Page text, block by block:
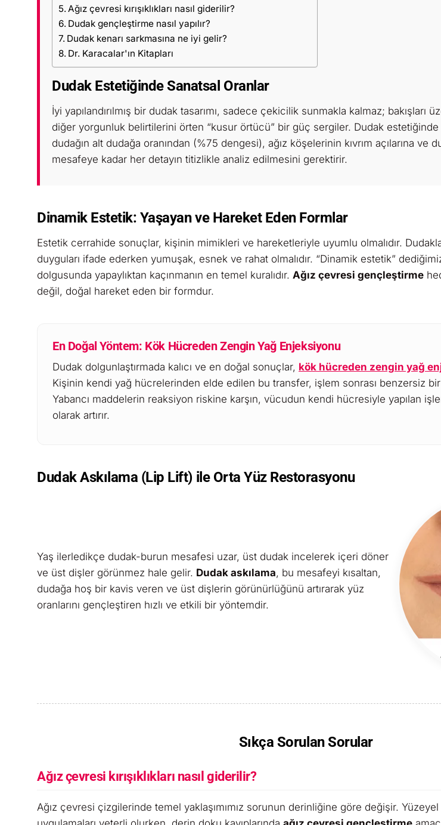
Ağız çevresi kırışıklıkları nasıl giderilir?
Dudak gençleştirme nasıl yapılır?
Dudak kenarı sarkmasına ne iyi gelir?
Dr. Karacalar'ın Kitapları
Dudak Estetiğinde Sanatsal Oranlar
İyi yapılandırılmış bir dudak tasarımı, sadece çekicilik sunmakla kalmaz; bakışları
diğer yorgunluk belirtilerini örten “kusur örtücü” bir güç sergiler. Dudak estetiğinde
dudağın alt dudağa oranından (%75 dengesi), ağız köşelerinin kıvrım açılarına ve
mesafeye kadar her detayın titizlikle analiz edilmesini gerektirir.
Dinamik Estetik: Yaşayan ve Hareket Eden Formlar
Estetik cerrahide sonuçlar, kişinin mimikleri ve hareketleriyle uyumlu olmalıdır.
duyguları ifade ederken yumuşak, esnek ve rahat olmalıdır. “Dinamik estetik”
dolgusunda yapaylıktan kaçınmanın en temel kuralıdır. Ağız çevresi gençleştirme
değil, doğal hareket eden bir formdur.
En Doğal Yöntem: Kök Hücreden Zengin Yağ Enjeksiyonu
Dudak dolgunlaştırmada kalıcı ve en doğal sonuçlar, kök hücreden zengin yağ
Kişinin kendi yağ hücrelerinden elde edilen bu transfer, işlem sonrası benzersiz bir
Yabancı maddelerin reaksiyon riskine karşın, vücudun kendi hücresiyle yapılan
olarak artırır.
Dudak Askılama (Lip Lift) ile Orta Yüz Restorasyonu
Yaş ilerledikçe dudak-burun mesafesi uzar, üst dudak incelerek içeri döner
ve üst dişler görünmez hale gelir. Dudak askılama, bu mesafeyi kısaltan,
dudağa hoş bir kavis veren ve üst dişlerin görünürlüğünü artırarak yüz
oranlarını gençleştiren hızlı ve etkili bir yöntemdir.
Sıkça Sorulan Sorular
Ağız çevresi kırışıklıkları nasıl giderilir?
Ağız çevresi çizgilerinde temel yaklaşımımız sorunun derinliğine göre değişir.